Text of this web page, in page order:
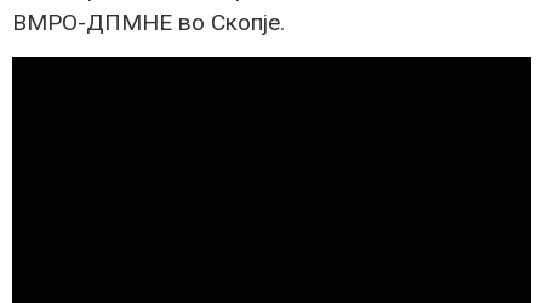
ВМРО-ДПМНЕ во Скопје.